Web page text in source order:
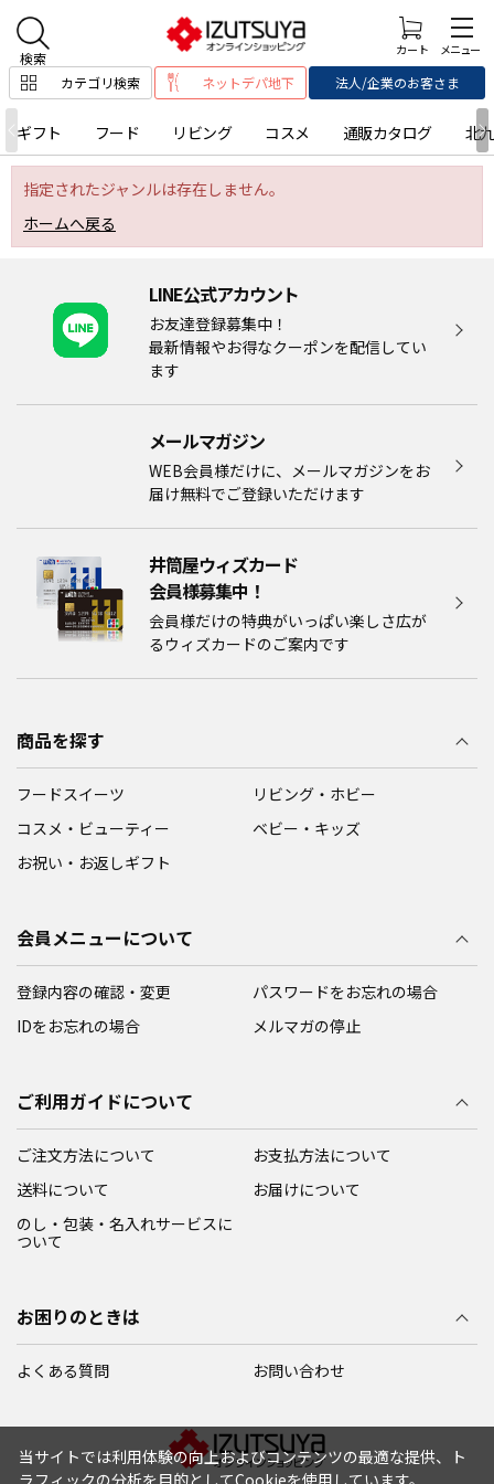
カテゴリ検索 ネットデパ地下 法人/企業のお客さま
ギフト フード リビング コスメ 通販カタログ 北
指定されたジャンルは存在しません。
ホームへ戻る
LINE公式アカウント
お友達登録募集中！
最新情報やお得なクーポンを配信してい
ます
メールマガジン​
WEB会員様だけに、メールマガジンをお
届け無料でご登録いただけます
井筒屋ウィズカード
会員様募集中！​​
会員様だけの特典がいっぱい楽しさ広が
るウィズカードのご案内です
商品を探す
フードスイーツ
リビング・ホビー
コスメ・ビューティー
ベビー・キッズ
お祝い・お返しギフト
会員メニューについて
登録内容の確認・変更
パスワードをお忘れの場合
IDをお忘れの場合
メルマガの停止
ご利用ガイドについて
ご注文方法について
お支払方法について
送料について
お届けについて
のし・包装・名入れサービスに
ついて
お困りのときは
よくある質問 お問い合わせ
当サイトでは利用体験の向上およびコンテンツの最適な提供、ト